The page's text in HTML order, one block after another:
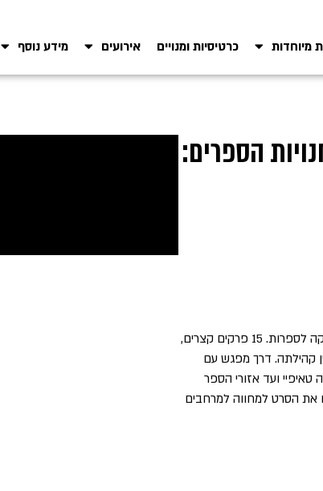
מיוחדות כרטיסיות ומנויים אירועים מידע נוסף
הספרים:
חנויות ספרים עצמאיות הן הרבה יותר מעסק — הן איים של זיכרון, שיחה ותשוקה לספרות. 15 פרקים קצרים,
קהילתה. דרך מפגש עם
טאיפיי ועד אזורי הספר
את הסרט למחווה למרחבים